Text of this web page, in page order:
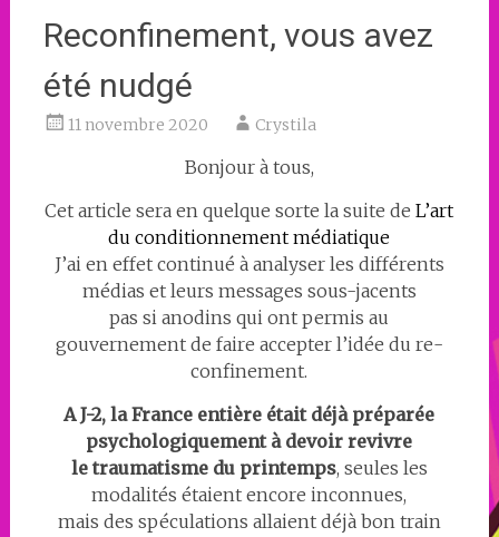
Reconfinement, vous avez
été nudgé
11 novembre 2020 Crystila
Bonjour à tous,
Cet article sera en quelque sorte la suite deL’art
du conditionnement médiatique
J’ai en effet continué à analyser les différents
médias et leurs messages sous-jacents
pas si anodins qui ont permis au
gouvernement de faire accepter l’idée du re-
confinement.
A J-2, la France entière était déjà préparée
psychologiquement à devoir revivre
le traumatisme du printemps, seules les
modalités étaient encore inconnues,
mais des spéculations allaient déjà bon train